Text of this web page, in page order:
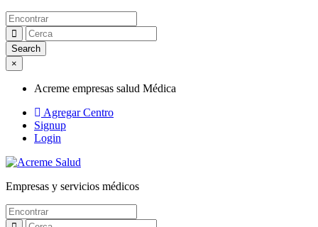
×
Acreme empresas salud Médica
Agregar Centro
Signup
Login
Acreme empresas salud Médica
Empresas y servicios médicos